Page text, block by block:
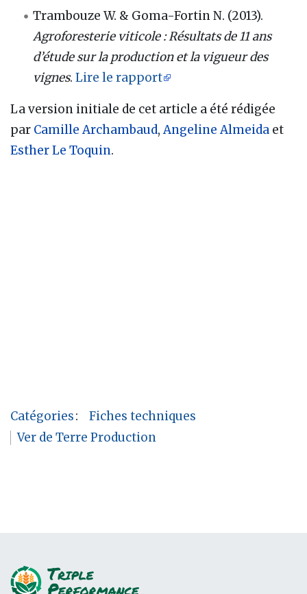
Trambouze W. & Goma-Fortin N. (2013).
Agroforesterie viticole : Résultats de 11 ans
d’étude sur la production et la vigueur des
vignes.Lire le rapport
La version initiale de cet article a été rédigée
par Camille Archambaud,Angeline Almeida et
Esther Le Toquin.
Catégories:
Fiches techniques
Ver de Terre Production